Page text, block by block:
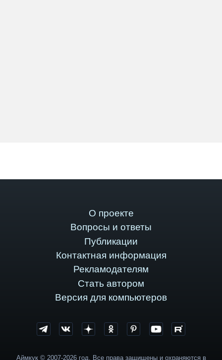
О проекте
Вопросы и ответы
Публикации
Контактная информация
Рекламодателям
Стать автором
Версия для компьютеров
Аймкук © 2007-2026 год. Все права защищены и охраняются в